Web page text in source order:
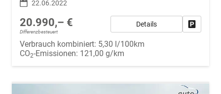
22.06.2022
20.990,– €
Differenzbesteuert
Details
Verbrauch kombiniert: 5,30 l/100km
CO2-Emissionen: 121,00 g/km